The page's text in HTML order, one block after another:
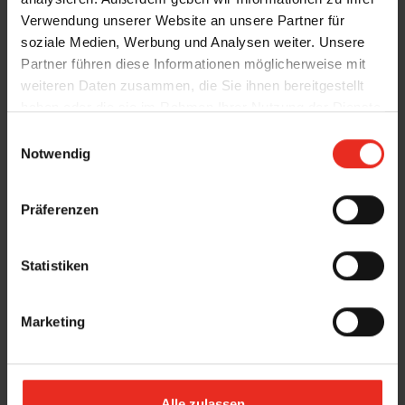
Verwendung unserer Website an unsere Partner für
soziale Medien, Werbung und Analysen weiter. Unsere
Partner führen diese Informationen möglicherweise mit
weiteren Daten zusammen, die Sie ihnen bereitgestellt
Notwendig
Präferenzen
Statistiken
Marketing
Details und Varianten